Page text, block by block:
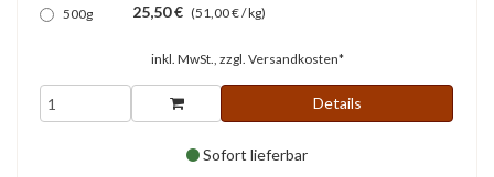
500g
25,50 € (51,00 € / kg)
inkl. MwSt., zzgl. Versandkosten*
Details
Sofort lieferbar